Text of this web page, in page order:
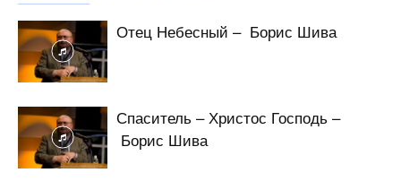
Отец Небесный – Борис Шива
Спаситель – Христос Господь –
Борис Шива